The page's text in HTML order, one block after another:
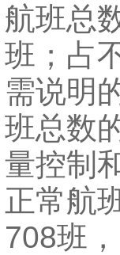
航班总
班；占
需说明
班总数
量控制
正常航
708班